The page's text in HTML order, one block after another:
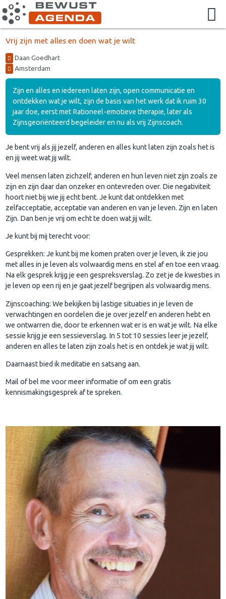
Vrij zijn met alles en doen wat je wilt
Daan Goedhart
Amsterdam
Zijn en alles en iedereen laten zijn, open communicatie en
ontdekken wat je wilt, zijn de basis van het werk dat ik ruim 30
jaar doe, eerst met Rationeel-emotieve therapie, later als
Zijnsgeoriënteerd begeleider en nu als vrij Zijnscoach.
Je bent vrij als jij jezelf, anderen en alles kunt laten zijn zoals het is
en jij weet wat jij wilt.
Veel mensen laten zichzelf, anderen en hun leven niet zijn zoals ze
zijn en zijn daar dan onzeker en ontevreden over. Die negativiteit
hoort niet bij wie jij echt bent. Je kunt dat ontdekken met
zelfacceptatie, acceptatie van anderen en van je leven. Zijn en laten
Zijn. Dan ben je vrij om echt te doen wat jij wilt.
Je kunt bij mij terecht voor:
Gesprekken: Je kunt bij me komen praten over je leven, ik zie jou
met alles in je leven als volwaardig mens en stel af en toe een vraag.
Na elk gesprek krijg je een gespreksverslag. Zo zet je de kwesties in
je leven op een rij en je gaat jezelf begrijpen als volwaardig mens.
Zijnscoaching: We bekijken bij lastige situaties in je leven de
verwachtingen en oordelen die je over jezelf en anderen hebt en
we ontwarren die, door te erkennen wat er is en wat je wilt. Na elke
sessie krijg je een sessieverslag. In 5 tot 10 sessies leer je jezelf,
anderen en alles te laten zijn zoals het is en ontdek je wat jij wilt.
Daarnaast bied ik meditatie en satsang aan.
Mail of bel me voor meer informatie of om een gratis
kennismakingsgesprek af te spreken.